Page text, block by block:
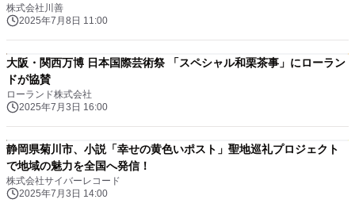
株式会社川善
2025年7月8日 11:00
大阪・関西万博 日本国際芸術祭 「スペシャル和栗茶事」にローラン
ドが協賛
ローランド株式会社
2025年7月3日 16:00
静岡県菊川市、小説「幸せの黄色いポスト」聖地巡礼プロジェクト
で地域の魅力を全国へ発信！
株式会社サイバーレコード
2025年7月3日 14:00